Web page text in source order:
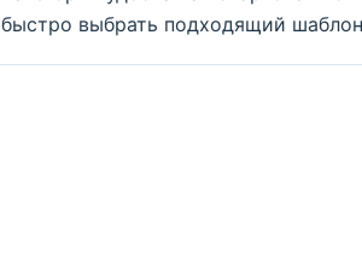
быстро выбрать подходящий